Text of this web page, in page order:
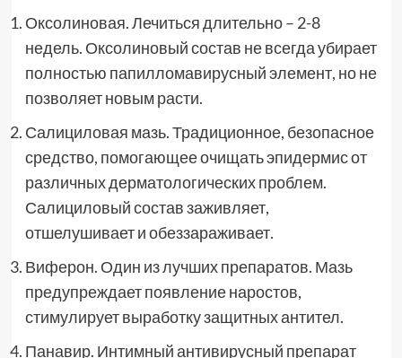
Оксолиновая. Лечиться длительно – 2-8
недель. Оксолиновый состав не всегда убирает
полностью папилломавирусный элемент, но не
позволяет новым расти.
Салициловая мазь. Традиционное, безопасное
средство, помогающее очищать эпидермис от
различных дерматологических проблем.
Салициловый состав заживляет,
отшелушивает и обеззараживает.
Виферон. Один из лучших препаратов. Мазь
предупреждает появление наростов,
стимулирует выработку защитных антител.
Панавир. Интимный антивирусный препарат